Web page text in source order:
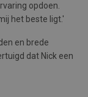
opdoen.
het beste ligt.'
en brede
dat Nick een